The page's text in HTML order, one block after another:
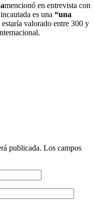
mencionó en entrevista con
es una “una
valorado entre 300 y
publicada. Los campos